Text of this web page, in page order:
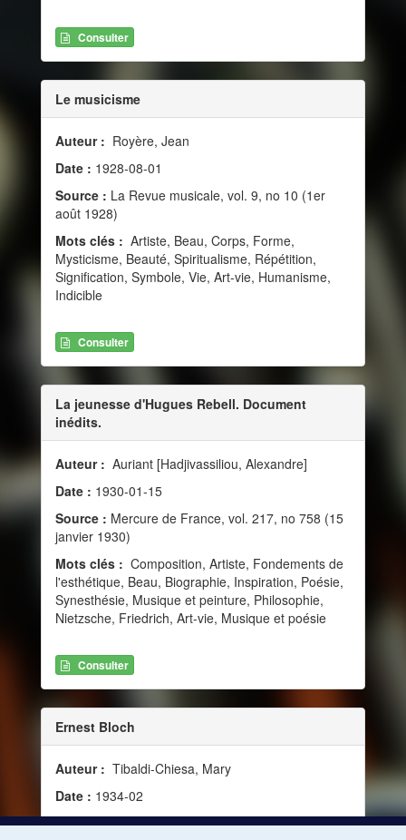
Consulter
Le musicisme
Auteur : Royère, Jean
Date : 1928-08-01
Source : La Revue musicale, vol. 9, no 10 (1er
août 1928)
Mots clés : Artiste, Beau, Corps, Forme,
Mysticisme, Beauté, Spiritualisme, Répétition,
Signification, Symbole, Vie, Art-vie, Humanisme,
Indicible
Consulter
La jeunesse d'Hugues Rebell. Document
inédits.
Auteur : Auriant [Hadjivassiliou, Alexandre]
Date : 1930-01-15
Source : Mercure de France, vol. 217, no 758 (15
janvier 1930)
Mots clés : Composition, Artiste, Fondements de
l'esthétique, Beau, Biographie, Inspiration, Poésie,
Synesthésie, Musique et peinture, Philosophie,
Nietzsche, Friedrich, Art-vie, Musique et poésie
Consulter
Ernest Bloch
Auteur : Tibaldi-Chiesa, Mary
Date : 1934-02
Source :La Revue musicale, vol. 15, no 143